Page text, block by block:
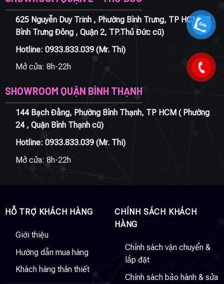
625 Nguyễn Duy Trinh , Phường Bình Trưng, TP HCM ( P.
Bình Trưng Đông , Quận 2, TP.Thủ Đức cũ)
Hotline: 0933.833.039(Mr. Thi)
Mở cửa: 8h-22h
SHOWROOM QUẬN BÌNH THẠNH
144 Bạch Đằng, Phường Bình Thạnh, TP HCM ( Phường
24 , Quận Bình Thạnh cũ)
Hotline: 0933.833.039(Mr. Thi)
Mở cửa: 8h-22h
HỖ TRỢ KHÁCH HÀNG
Giới thiệu
Hướng dẫn mua hàng
Khách hàng thân thiết
CHÍNH SÁCH KHÁCH
HÀNG
Chính sách vận chuyển &
lắp đặt
Chính sách bảo hành & sửa